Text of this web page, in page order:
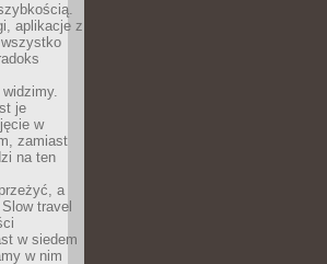
aplikacje z
je
w
zamiast
na ten
a
travel
w siedem
w nim